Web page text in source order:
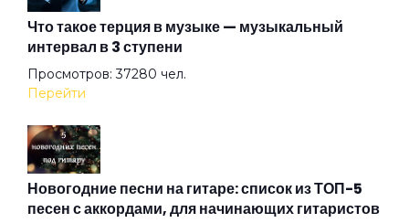
Моё имя
Ничей
Что такое терция в музыке — музыкальный
интервал в 3 ступени
Просмотров: 37280 чел.
Перейти
Новогодние песни на гитаре: список из ТОП-5
песен с аккордами, для начинающих гитаристов